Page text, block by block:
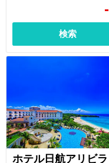
-
検索
ホテル日航アリビラ